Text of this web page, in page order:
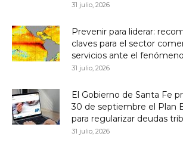
31 julio, 2026
Prevenir para liderar:
claves para el sector
servicios ante el
31 julio, 2026
El Gobierno de Santa Fe
30 de septiembre el Plan
para regularizar deudas
31 julio, 2026